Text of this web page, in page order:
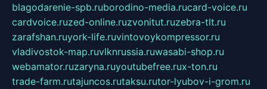
blagodarenie-spb.ruborodino-media.rucard-voice.ru
cardvoice.ruzed-online.ruzvonitut.ruzebra-tlt.ru
zarafshan.ruyork-life.ruvintovoykompressor.ru
vladivostok-map.ruvlknrussia.ruwasabi-shop.ru
webamator.ruzaryna.ruyoutubefree.rux-ton.ru
trade-farm.rutajuncos.rutaksu.rutor-lyubov-i-grom.ru